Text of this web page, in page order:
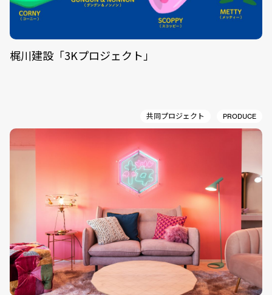
梶川建設「3Kプロジェクト」
共同プロジェクト PRODUCE